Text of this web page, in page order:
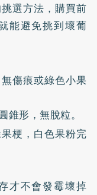
選方法，購買前
能避免挑到壞葡
傷痕或綠色小果
錐形，無脫粒。
梗，白色果粉完
才不會發霉壞掉